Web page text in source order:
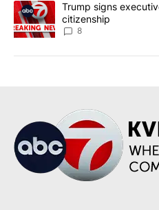
A trending article titled "Trump
Trump signs
citizenship
8